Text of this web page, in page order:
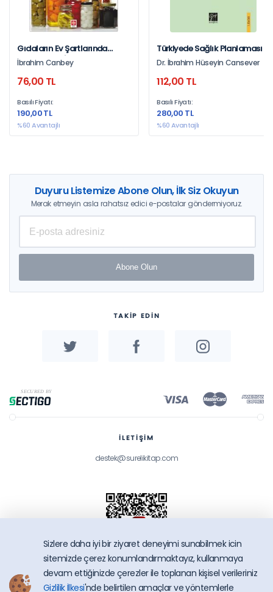
Gıdaların Ev Şartlarında
Muhafazası İbrahim Canbey
İbrahim Canbey
76,00 TL
Basılı Fiyatı:
190,00 TL
%60 Avantajlı
Türkiyede Sağlık Planlaması
Dr. İbrahim Hüseyin Cansever
112,00 TL
Basılı Fiyatı:
280,00 TL
%60 Avantajlı
Duyuru Listemize Abone Olun, İlk Siz Okuyun
Merak etmeyin asla rahatsız edici e-postalar göndermiyoruz.
Abone Olun
TAKİP EDİN
İLETİŞİM
destek@surelikitap.com
Sizlere daha iyi bir ziyaret deneyimi sunabilmek icin
sitemizde çerez konumlandırmaktayız, kullanmaya
devam ettiğinizde çerezler ile toplanan kişisel verileriniz
Gizlilik İlkesi'nde belirtilen amaçlar ve yöntemlerle